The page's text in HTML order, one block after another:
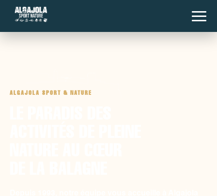
ALGAJOLA SPORT & NATURE